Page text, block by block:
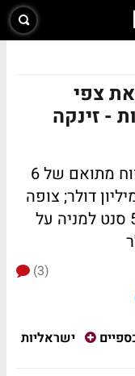
צפי
- זינקה
החברה רשמה ברבעון הראשון רווח מתואם של 6
למניה על הכנסות של 79.8 מיליון דולר; צופה
ברבעון השני רווח מתואם של 5-6 סנט למניה על
(3)
ישראליות